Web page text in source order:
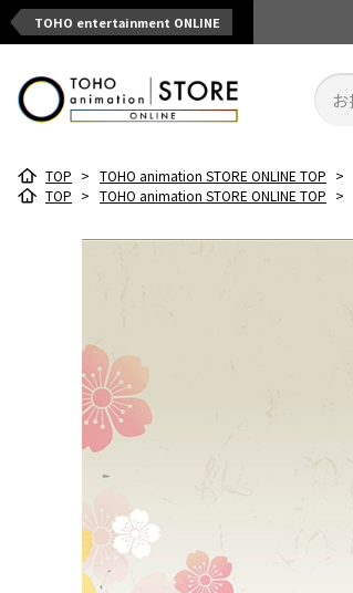
TOHO entertainment ONLINE
TOP > TOHO animation STORE ONLINE TOP >
TOP > TOHO animation STORE ONLINE TOP >